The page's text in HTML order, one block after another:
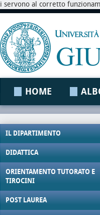
servono al corretto
HOME
IL DIPARTIMENTO
DIDATTICA
ORIENTAMENTO TUTORATO E
TIROCINI
POST LAUREA